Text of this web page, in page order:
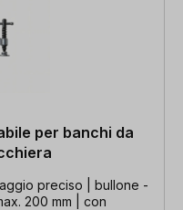
per banchi da
preciso | bullone -
200 mm | con